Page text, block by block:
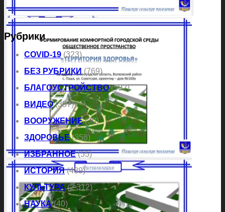
Рубрики
COVID-19 (323)
БЕЗ РУБРИКИ(769)
БЛАГОУСТРОЙСТВО(502)
ВИДЕО(357)
ВООРУЖЕНИЕ(30)
ЗДОРОВЬЕ(358)
ИЗБРАННОЕ(55)
ИСТОРИЯ(489)
КУЛЬТУРА(2 312)
НАУКА(40)